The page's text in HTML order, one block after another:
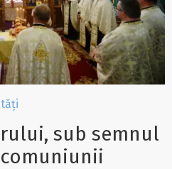
sub semnul